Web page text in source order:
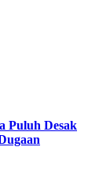
Puluh Desak